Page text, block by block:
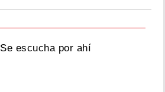
Se escucha por ahí